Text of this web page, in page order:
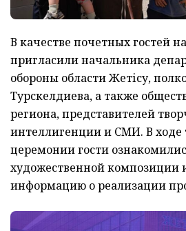
В качестве почетных гостей
пригласили начальника
обороны области Жетісу,
Турскелдиева, а также
региона, представителей
интеллигенции и СМИ. В ходе
церемонии гости
художественной композиции
информацию о реализации